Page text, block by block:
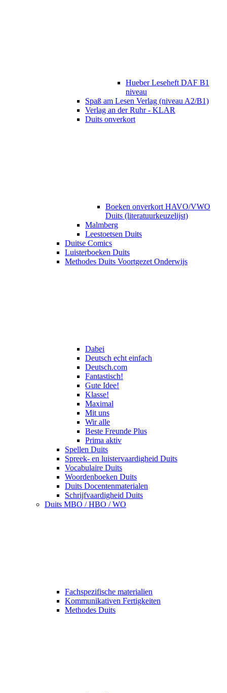
Hueber Leseheft DAF B1
niveau
Spaß am Lesen Verlag (niveau A2/B1)
Verlag an der Ruhr - KLAR
Duits onverkort
Boeken onverkort HAVO/VWO
Duits (literatuurkeuzelijst)
Malmberg
Leestoetsen Duits
Duitse Comics
Luisterboeken Duits
Methodes Duits Voortgezet Onderwijs
Dabei
Deutsch echt einfach
Deutsch.com
Fantastisch!
Gute Idee!
Klasse!
Maximal
Mit uns
Wir alle
Beste Freunde Plus
Prima aktiv
Spellen Duits
Spreek- en luistervaardigheid Duits
Vocabulaire Duits
Woordenboeken Duits
Duits Docentenmaterialen
Schrijfvaardigheid Duits
Duits MBO / HBO / WO
Fachspezifische materialien
Kommunikativen Fertigkeiten
Methodes Duits